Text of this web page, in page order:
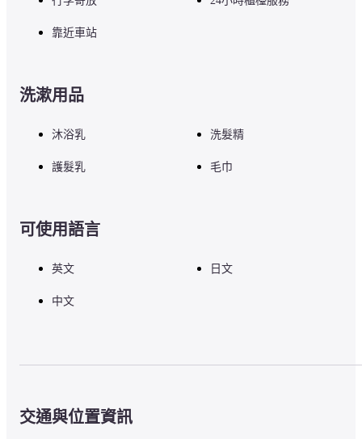
靠近車站
洗漱用品
沐浴乳 洗髮精
護髮乳 毛巾
可使用語言
英文 日文
中文
交通與位置資訊